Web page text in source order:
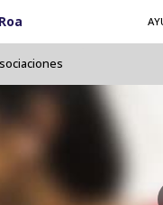
principal